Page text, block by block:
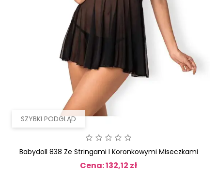
SZYBKI PODGLĄD
Babydoll 838 Ze Stringami I Koronkowymi Miseczkami
Cena: 132,12 zł